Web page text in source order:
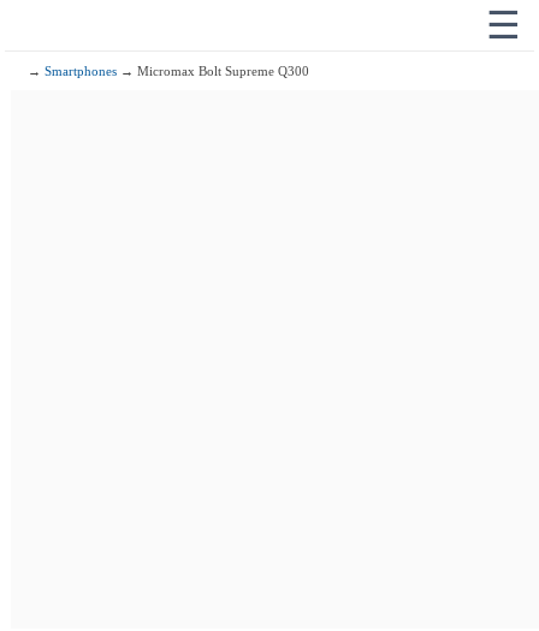
☰
→Smartphones → Micromax Bolt Supreme Q300